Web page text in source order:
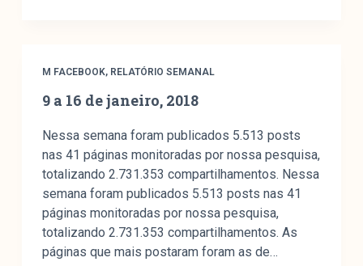
M FACEBOOK, RELATÓRIO SEMANAL
9 a 16 de janeiro, 2018
Nessa semana foram publicados 5.513 posts
nas 41 páginas monitoradas por nossa pesquisa,
totalizando 2.731.353 compartilhamentos. Nessa
semana foram publicados 5.513 posts nas 41
páginas monitoradas por nossa pesquisa,
totalizando 2.731.353 compartilhamentos. As
páginas que mais postaram foram as de…